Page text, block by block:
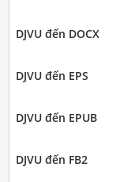
DJVU đến DOCX
DJVU đến EPS
DJVU đến EPUB
DJVU đến FB2